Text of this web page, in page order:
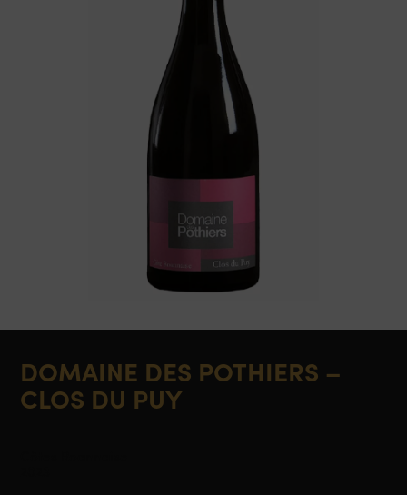
DOMAINE DES POTHIERS –
CLOS DU PUY